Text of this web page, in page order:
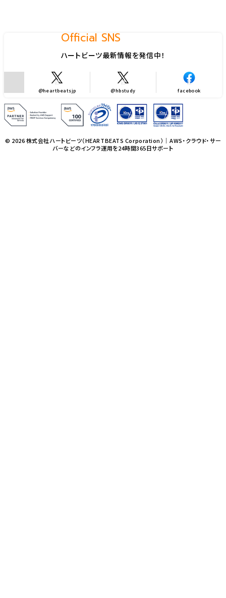
Official SNS
ハートビーツ最新情報を発信中！
@heartbeatsjp @hbstudy facebook
© 2026 株式会社ハートビーツ（HEARTBEATS Corporation）｜AWS・クラウド・サー
バーなどのインフラ運用を24時間365日サポート